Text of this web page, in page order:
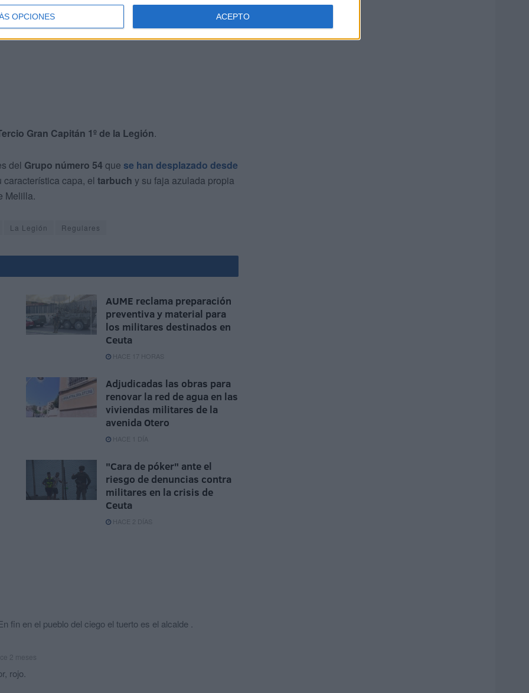
OPCIONES ACEPTO
su respectivo recorrido a
160 pasos por minuto
Gran Capitán 1º de la Legión.
del Grupo número 54 que se han desplazado desde
capa, el tarbuch y su faja azulada propia
Melilla.
La Legión Regulares
AUME reclama preparación
preventiva y material para
los militares destinados en
Ceuta
HACE 17 HORAS
Adjudicadas las obras para
renovar la red de agua en las
viviendas militares de la
avenida Otero
HACE 1 DÍA
"Cara de póker" ante el
riesgo de denuncias contra
militares en la crisis de
Ceuta
HACE 2 DÍAS
fin en el pueblo del ciego el tuerto es el alcalde .
2 meses
rojo.